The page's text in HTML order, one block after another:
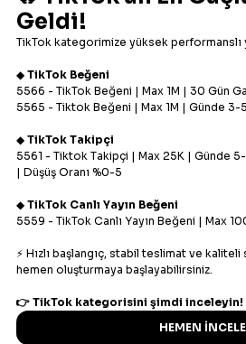
Siparişlerimi
İşletmenize yeni bir boyut